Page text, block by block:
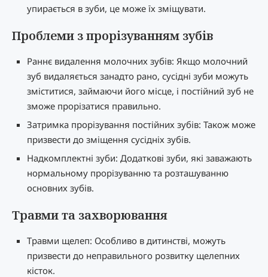
упирається в зуби, це може їх зміщувати.
Проблеми з прорізуванням зубів
Раннє видалення молочних зубів: Якщо молочний
зуб видаляється занадто рано, сусідні зуби можуть
зміститися, займаючи його місце, і постійний зуб не
зможе прорізатися правильно.
Затримка прорізування постійних зубів: Також може
призвести до зміщення сусідніх зубів.
Надкомплектні зуби: Додаткові зуби, які заважають
нормальному прорізуванню та розташуванню
основних зубів.
Травми та захворювання
Травми щелеп: Особливо в дитинстві, можуть
призвести до неправильного розвитку щелепних
кісток.